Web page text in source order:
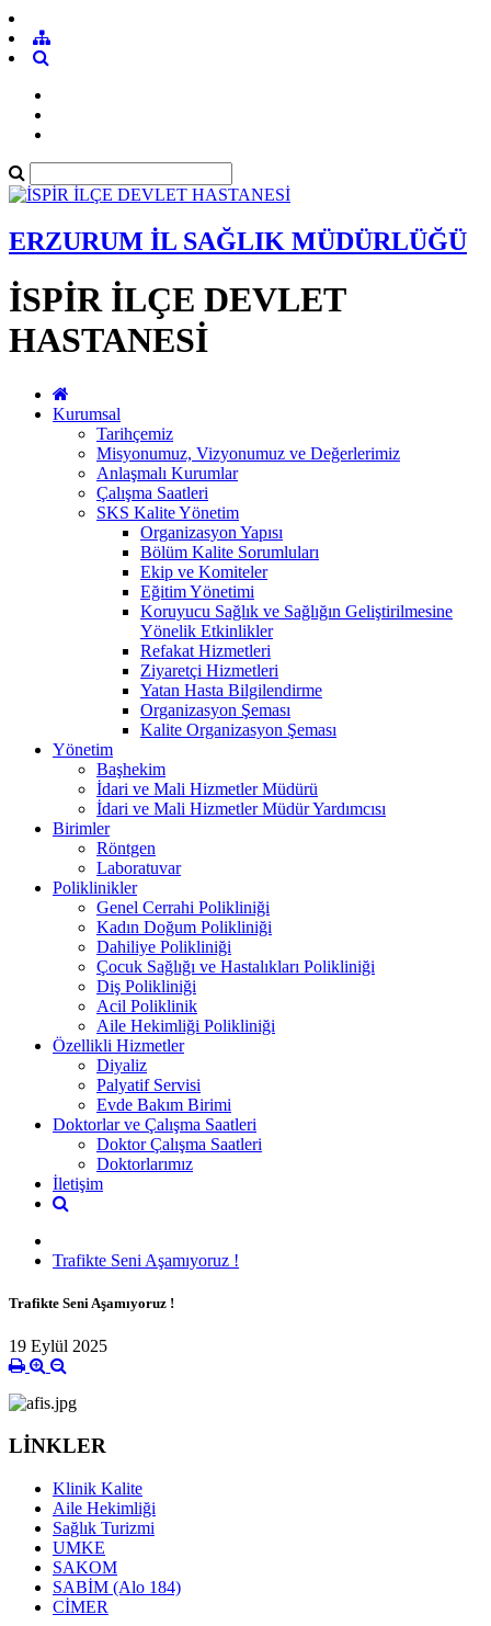
ERZURUM İL SAĞLIK MÜDÜRLÜĞÜ
İSPİR İLÇE DEVLET
HASTANESİ
Kurumsal
Tarihçemiz
Misyonumuz, Vizyonumuz ve Değerlerimiz
Anlaşmalı Kurumlar
Çalışma Saatleri
SKS Kalite Yönetim
Organizasyon Yapısı
Bölüm Kalite Sorumluları
Ekip ve Komiteler
Eğitim Yönetimi
Koruyucu Sağlık ve Sağlığın Geliştirilmesine
Yönelik Etkinlikler
Refakat Hizmetleri
Ziyaretçi Hizmetleri
Yatan Hasta Bilgilendirme
Organizasyon Şeması
Kalite Organizasyon Şeması
Yönetim
Başhekim
İdari ve Mali Hizmetler Müdürü
İdari ve Mali Hizmetler Müdür Yardımcısı
Birimler
Röntgen
Laboratuvar
Poliklinikler
Genel Cerrahi Polikliniği
Kadın Doğum Polikliniği
Dahiliye Polikliniği
Çocuk Sağlığı ve Hastalıkları Polikliniği
Diş Polikliniği
Acil Poliklinik
Aile Hekimliği Polikliniği
Özellikli Hizmetler
Diyaliz
Palyatif Servisi
Evde Bakım Birimi
Doktorlar ve Çalışma Saatleri
Doktor Çalışma Saatleri
Doktorlarımız
İletişim
Trafikte Seni Aşamıyoruz !
Trafikte Seni Aşamıyoruz !
19 Eylül 2025
LİNKLER
Klinik Kalite
Aile Hekimliği
Sağlık Turizmi
UMKE
SAKOM
SABİM (Alo 184)
CİMER